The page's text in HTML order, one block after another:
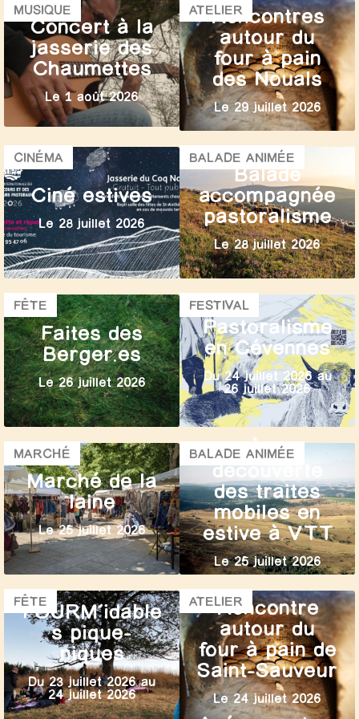
Concert à la
jasserie des
Chaumettes
Le 1 août 2026
MUSIQUE
Rencontres
autour du
four à pain
des Nouals
Le 29 juillet 2026
ATELIER
Ciné estives
Le 28 juillet 2026
CINÉMA
Balade
accompagnée
pastoralisme
Le 28 juillet 2026
BALADE ANIMÉE
Faites des
Berger.es
Le 26 juillet 2026
FÊTE
Pastoralisme
en Cévennes
Du 24 juillet 2026 au
26 juillet 2026
FESTIVAL
Marché de la
laine
Le 25 juillet 2026
MARCHÉ
À la
découverte
des traites
mobiles en
estive à VTT
Le 25 juillet 2026
BALADE ANIMÉE
FOURM’idable
s pique-
niques
Du 23 juillet 2026 au
24 juillet 2026
FÊTE
Rencontre
autour du
four à pain de
Saint-Sauveur
Le 24 juillet 2026
ATELIER